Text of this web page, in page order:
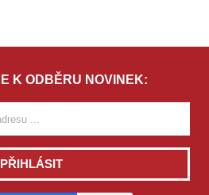
K ODBĚRU NOVINEK:
PŘIHLÁSIT